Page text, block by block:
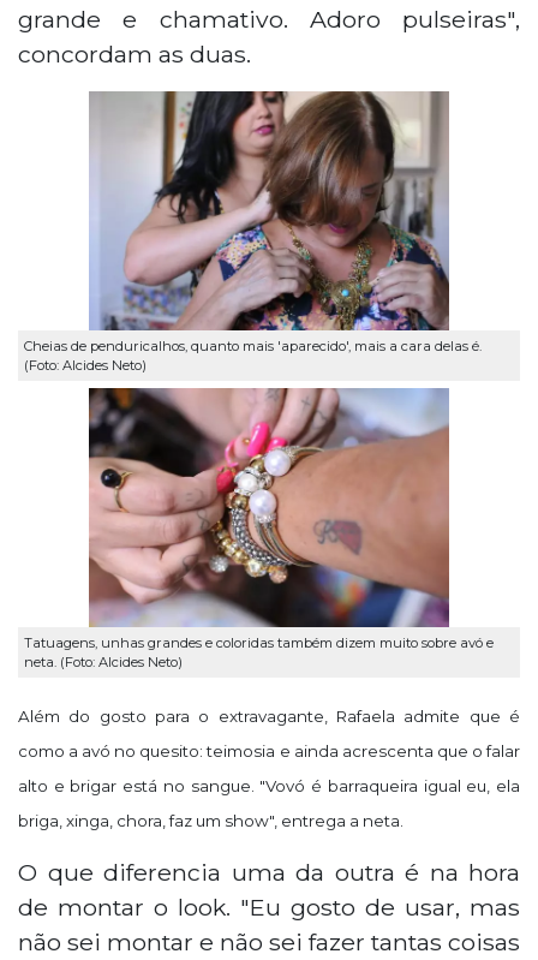
grande e chamativo. Adoro pulseiras",
concordam as duas.
Cheias de penduricalhos, quanto mais 'aparecido', mais a cara delas é.
(Foto: Alcides Neto)
Tatuagens, unhas grandes e coloridas também dizem muito sobre avó e
neta. (Foto: Alcides Neto)
Além do gosto para o extravagante, Rafaela admite que é
como a avó no quesito: teimosia e ainda acrescenta que o falar
alto e brigar está no sangue. "Vovó é barraqueira igual eu, ela
briga, xinga, chora, faz um show", entrega a neta.
O que diferencia uma da outra é na hora
de montar o look. "Eu gosto de usar, mas
não sei montar e não sei fazer tantas coisas